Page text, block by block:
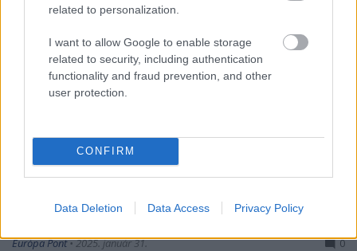
related to personalization.
I want to allow Google to enable storage
related to security, including authentication
functionality and fraud prevention, and other
user protection.
CONFIRM
Data Deletion Data Access Privacy Policy
amelyben meglátjuk magunkat
Európa Pont•2025. január 31. 0